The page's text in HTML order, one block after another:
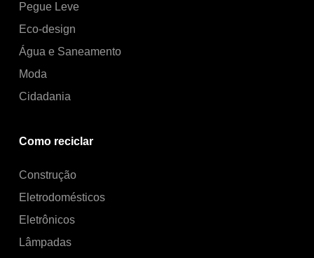
Pegue Leve
Eco-design
Água e Saneamento
Moda
Cidadania
Como reciclar
Construção
Eletrodomésticos
Eletrônicos
Lâmpadas